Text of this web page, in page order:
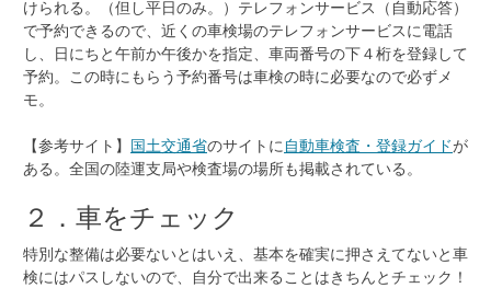
けられる。（但し平日のみ。）テレフォンサービス（自動応答）
で予約できるので、近くの車検場のテレフォンサービスに電話
し、日にちと午前か午後かを指定、車両番号の下４桁を登録して
予約。この時にもらう予約番号は車検の時に必要なので必ずメ
モ。
【参考サイト】 国土交通省のサイトに 自動車検査・登録ガイドが
ある。全国の陸運支局や検査場の場所も掲載されている。
２．車をチェック
特別な整備は必要ないとはいえ、基本を確実に押さえてないと車
検にはパスしないので、自分で出来ることはきちんとチェック！